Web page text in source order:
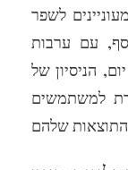
לשפר
עם ערבות
להחזר הכסף של 90 יום, הניסיון של NexaSlim הופך
למשתמשים